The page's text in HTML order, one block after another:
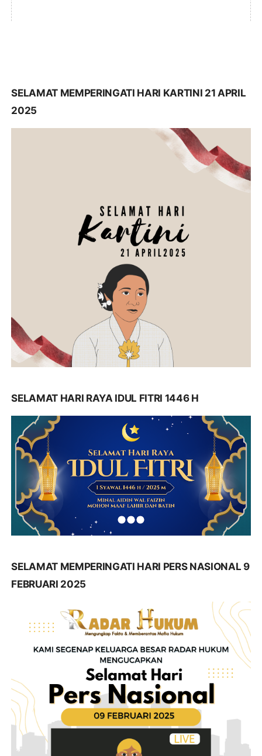
SELAMAT MEMPERINGATI HARI KARTINI 21 APRIL
2025
SELAMAT HARI RAYA IDUL FITRI 1446 H
SELAMAT MEMPERINGATI HARI PERS NASIONAL 9
FEBRUARI 2025